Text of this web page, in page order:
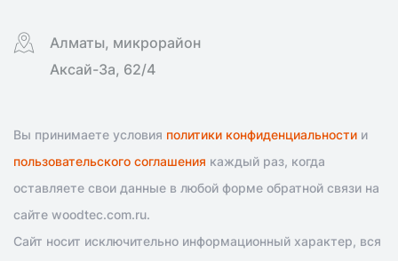
Алматы, микрорайон
Аксай-3а, 62/4
Вы принимаете условия политики конфиденциальности и
пользовательского соглашения каждый раз, когда
оставляете свои данные в любой форме обратной связи на
сайте woodtec.com.ru.
Сайт носит исключительно информационный характер, вся